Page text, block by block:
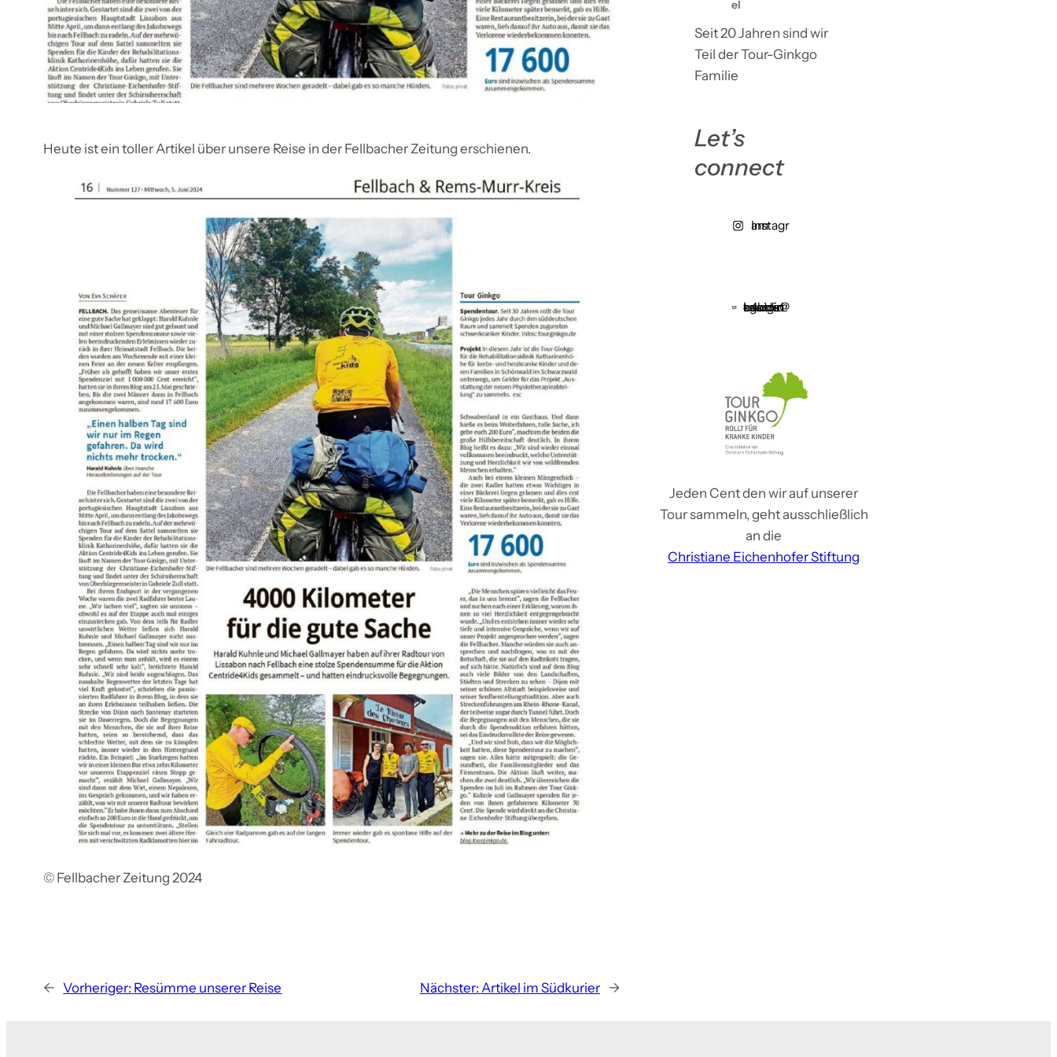
Heute ist ein toller Artikel über unsere Reise in der Fellbacher Zeitung erschienen.
© Fellbacher Zeitung 2024
← Vorheriger: Resümme unserer Reise Nächster: Artikel im Südkurier →
el
Seit 20 Jahren sind wir
Teil der Tour-Ginkgo
Familie
Let’s
connect
Instagram
centride4kids@tourginkgo.de
Jeden Cent den wir auf unserer
Tour sammeln, geht ausschließlich
an die
Christiane Eichenhofer Stiftung